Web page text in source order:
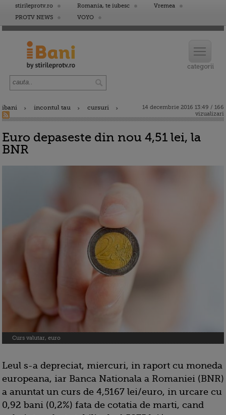
stirileprotv.ro Romania, te iubesc
Vremea
PROTV NEWS
VOYO
ibani incontul tau cursuri
14 decembrie 2016 13:49 / 166
vizualizari
Euro depaseste din nou 4,51 lei, la
BNR
Curs valutar, euro
Leul s-a depreciat, miercuri, in raport cu moneda
europeana, iar Banca Nationala a Romaniei (BNR)
a anuntat un curs de 4,5167 lei/euro, in urcare cu
0,92 bani (0,2%) fata de cotatia de marti, cand